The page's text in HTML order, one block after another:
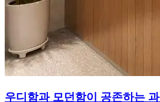
우디함과 모던함이 공존하는